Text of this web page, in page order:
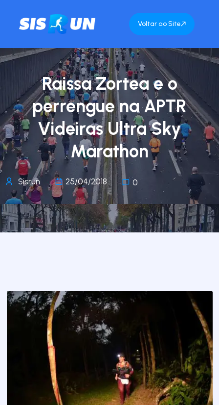
Voltar ao Site
Raissa Zortea e o
perrengue na APTR
Videiras Ultra Sky
Marathon
Sisrun 25/04/2018 0